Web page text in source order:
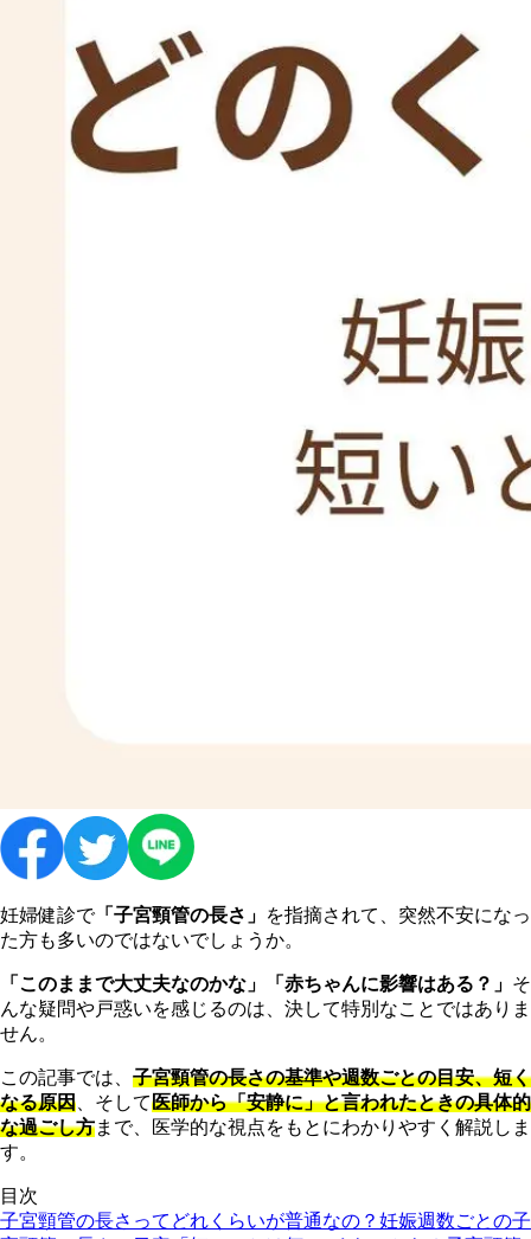
妊婦健診で「子宮頸管の長さ」 を指摘されて、突然不安になっ
た方も多いのではないでしょうか。
「このままで大丈夫なのかな」「赤ちゃんに影響はある？」 そ
んな疑問や戸惑いを感じるのは、決して特別なことではありま
せん。
この記事では、 子宮頸管の長さの基準や週数ごとの目安、短く
なる原因 、そして医師から「安静に」と言われたときの具体的
な過ごし方まで、医学的な視点をもとにわかりやすく解説しま
す。
目次
子宮頸管の長さってどれくらいが普通なの？ 妊娠週数ごとの子